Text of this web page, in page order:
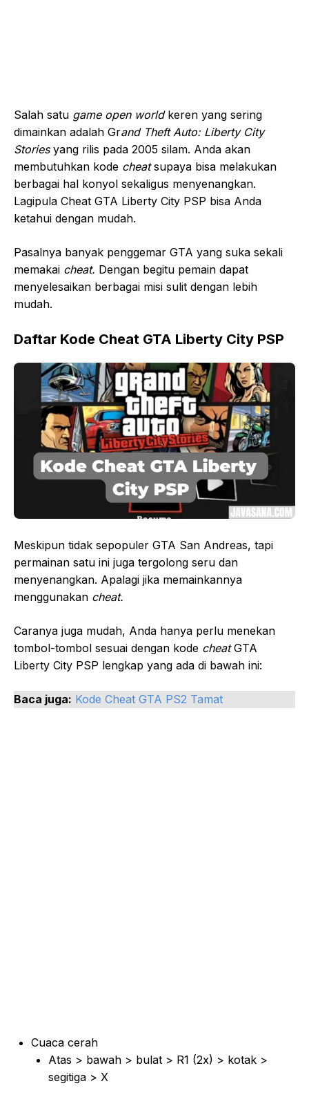
Salah satu game open worldkeren yang sering
dimainkan adalah Grand Theft Auto: Liberty City
Storiesyang rilis pada 2005 silam. Anda akan
membutuhkan kode cheatsupaya bisa melakukan
berbagai hal konyol sekaligus menyenangkan.
Lagipula Cheat GTA Liberty City PSP bisa Anda
ketahui dengan mudah.
Pasalnya banyak penggemar GTA yang suka sekali
memakai cheat. Dengan begitu pemain dapat
menyelesaikan berbagai misi sulit dengan lebih
mudah.
Daftar Kode Cheat GTA Liberty City PSP
Meskipun tidak sepopuler GTA San Andreas, tapi
permainan satu ini juga tergolong seru dan
menyenangkan. Apalagi jika memainkannya
menggunakan cheat.
Caranya juga mudah, Anda hanya perlu menekan
tombol-tombol sesuai dengan kode cheatGTA
Liberty City PSP lengkap yang ada di bawah ini:
Baca juga: Kode Cheat GTA PS2 Tamat
Cuaca cerah
Atas > bawah > bulat > R1 (2x) > kotak >
segitiga > X